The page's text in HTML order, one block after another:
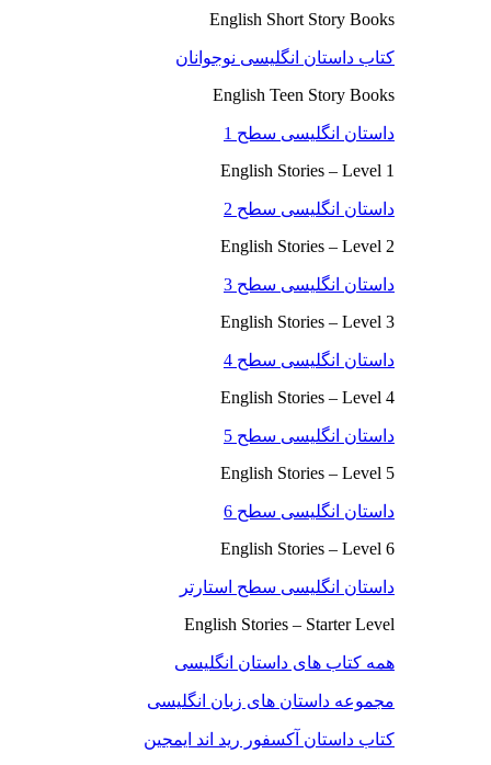
English Short Story Books
کتاب داستان انگلیسی نوجوانان
English Teen Story Books
داستان انگلیسی سطح 1
English Stories – Level 1
داستان انگلیسی سطح 2
English Stories – Level 2
داستان انگلیسی سطح 3
English Stories – Level 3
داستان انگلیسی سطح 4
English Stories – Level 4
داستان انگلیسی سطح 5
English Stories – Level 5
داستان انگلیسی سطح 6
English Stories – Level 6
داستان انگلیسی سطح استارتر
English Stories – Starter Level
همه کتاب های داستان انگلیسی
مجموعه داستان های زبان انگلیسی
کتاب داستان آکسفور رید اند ایمجین